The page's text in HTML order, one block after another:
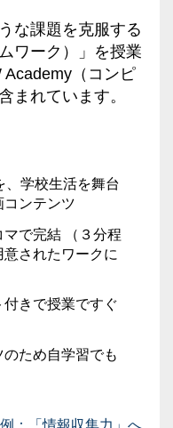
な課題を克服する
ワーク）」を授業
Academy（コンピ
まれています。
、学校生活を舞台
コンテンツ
マで完結 （３分程
されたワークに
きで授業ですぐ
ため自学習でも